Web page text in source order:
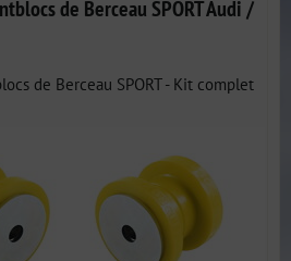
de Berceau SPORT Audi /
de Berceau SPORT - Kit complet